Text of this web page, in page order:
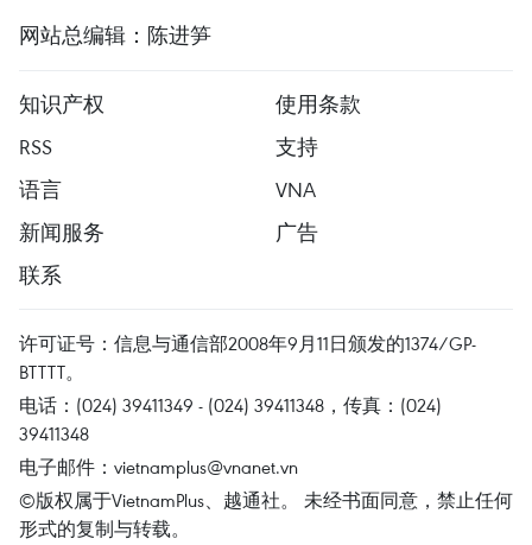
网站总编辑：陈进笋
知识产权
使用条款
RSS
支持
语言
VNA
新闻服务
广告
联系
许可证号：信息与通信部2008年9月11日颁发的1374/GP-
BTTTT。
电话：(024) 39411349 - (024) 39411348，传真：(024)
39411348
电子邮件： vietnamplus@vnanet.vn
©版权属于VietnamPlus、越通社。 未经书面同意，禁止任何
形式的复制与转载。